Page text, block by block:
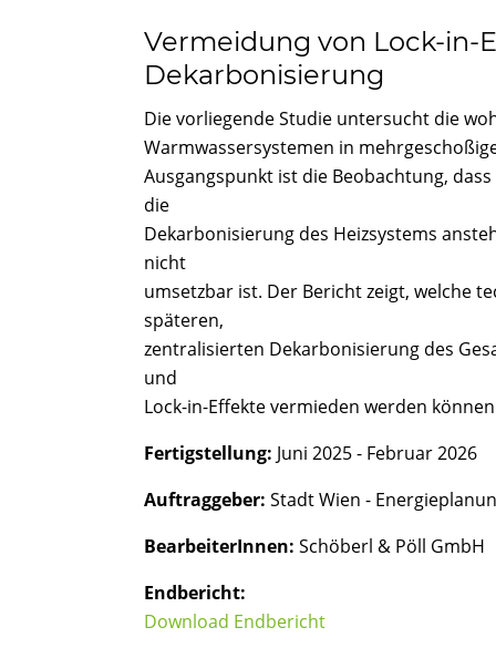
Vermeidung von Lock-in-
Dekarbonisierung
Die vorliegende Studie untersucht die
Warmwassersystemen in
Ausgangspunkt ist die Beobachtung,
die
Dekarbonisierung des Heizsystems
nicht
umsetzbar ist. Der Bericht zeigt, welche
späteren,
zentralisierten Dekarbonisierung des
und
Lock-in-Effekte vermieden werden
Fertigstellung: Juni 2025 - Februar 2026
Auftraggeber: Stadt Wien -
BearbeiterInnen: Schöberl & Pöll GmbH
Endbericht:
Download Endbericht